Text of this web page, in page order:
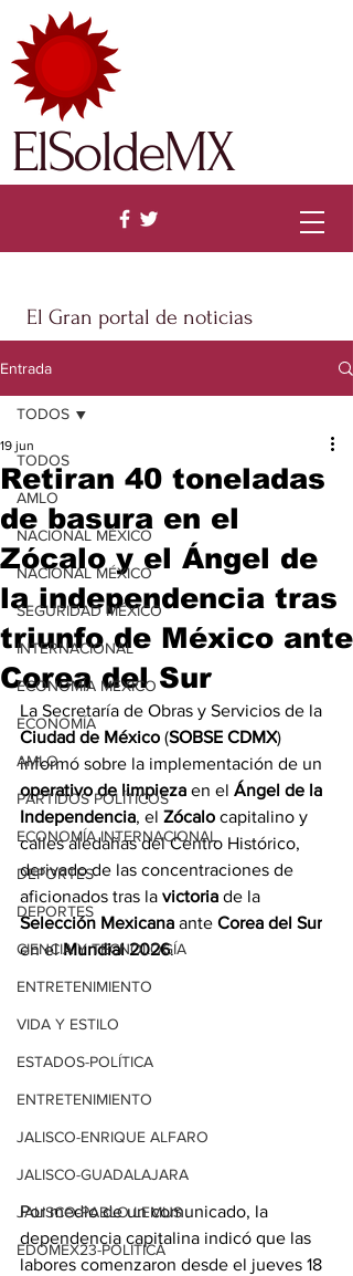
El Gran portal de noticias
ElSoldeMX
Entrada
TODOS
AMLO
NACIONAL MÉXICO
NACIONAL MÉXICO
SEGURIDAD MÉXICO
INTERNACIONAL
ECONOMÍA MÉXICO
ECONOMÍA
AMLO
PARTIDOS POLÍTICOS
ECONOMÍA INTERNACIONAL
DEPORTES
DEPORTES
CIENCIA Y TECNOLOGÍA
ENTRETENIMIENTO
VIDA Y ESTILO
ESTADOS-POLÍTICA
ENTRETENIMIENTO
JALISCO-ENRIQUE ALFARO
JALISCO-GUADALAJARA
JALISCO-PABLO LEMUS
EDOMEX23-POLÍTICA
TODOS
Retiran 40 toneladas
de basura en el
Zócalo y el Ángel de
la independencia tras
triunfo de México ante
Corea del Sur
19 jun
La Secretaría de Obras y Servicios de la
Ciudad de México (SOBSE CDMX)
informó sobre la implementación de un
operativo de limpieza en el Ángel de la
Independencia, el Zócalo capitalino y
calles aledañas del Centro Histórico,
derivado de las concentraciones de
aficionados tras la victoria de la
Selección Mexicana ante Corea del Sur
en el Mundial 2026.
Por medio de un comunicado, la
dependencia capitalina indicó que las
labores comenzaron desde el jueves 18